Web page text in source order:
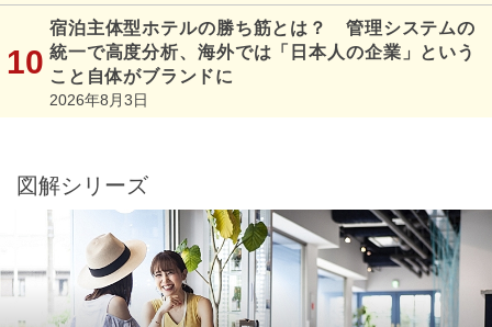
宿泊主体型ホテルの勝ち筋とは？ 管理システムの
統一で高度分析、海外では「日本人の企業」という
こと自体がブランドに
2026年8月3日
図解シリーズ